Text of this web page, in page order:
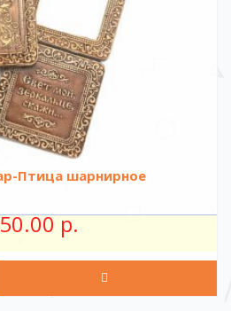
Птица шарнирное
р.